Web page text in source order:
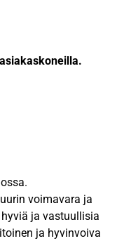
voimavara ja
ja vastuullisia
ja hyvinvoiva